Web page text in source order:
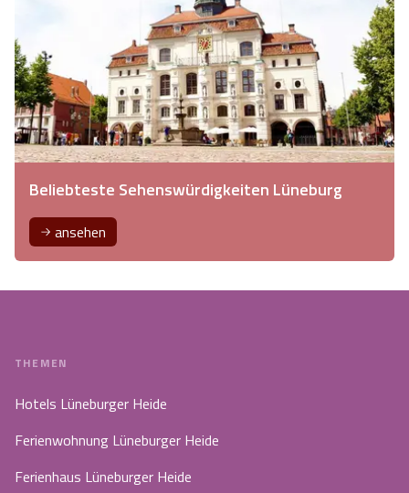
Beliebteste Sehenswürdigkeiten Lüneburg
ansehen
THEMEN
Hotels Lüneburger Heide
Ferienwohnung Lüneburger Heide
Ferienhaus Lüneburger Heide